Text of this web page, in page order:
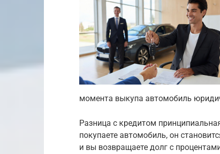
момента выкупа автомобиль
Разница с кредитом
покупаете автомобиль, он
и вы возвращаете долг с